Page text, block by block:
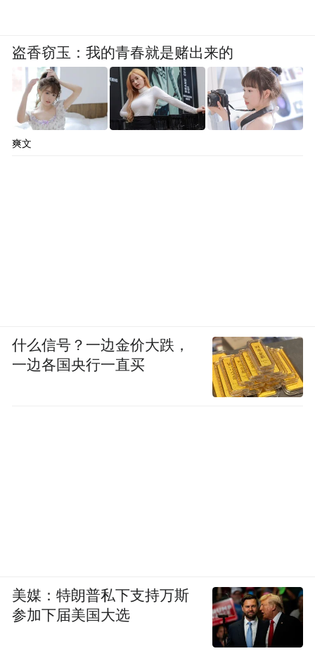
盗香窃玉：我的青春就是赌出来的
爽文
什么信号？一边金价大跌，
一边各国央行一直买
美媒：特朗普私下支持万斯
参加下届美国大选